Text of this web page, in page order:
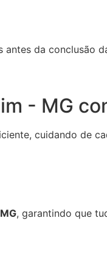
da conclusão
- MG
cuidando de
, garantindo que